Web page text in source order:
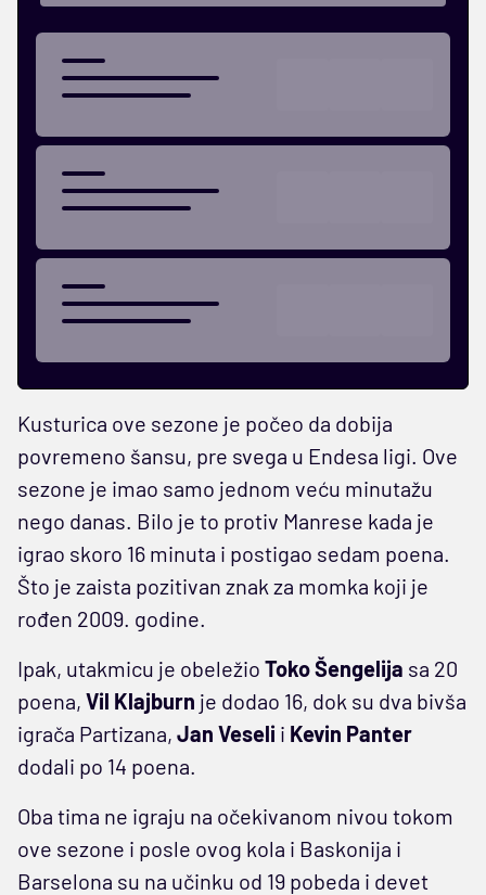
Kusturica ove sezone je počeo da dobija
povremeno šansu, pre svega u Endesa ligi. Ove
sezone je imao samo jednom veću minutažu
nego danas. Bilo je to protiv Manrese kada je
igrao skoro 16 minuta i postigao sedam poena.
Što je zaista pozitivan znak za momka koji je
rođen 2009. godine.
Ipak, utakmicu je obeležio Toko Šengelija sa 20
poena, Vil Klajburn je dodao 16, dok su dva bivša
igrača Partizana, Jan Veseli i Kevin Panter
dodali po 14 poena.
Oba tima ne igraju na očekivanom nivou tokom
ove sezone i posle ovog kola i Baskonija i
Barselona su na učinku od 19 pobeda i devet